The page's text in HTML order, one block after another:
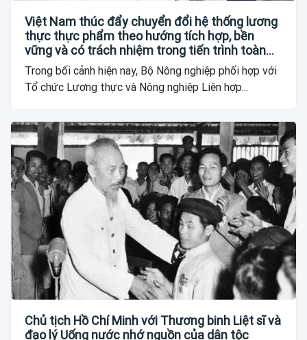
Việt Nam thúc đẩy chuyển đổi hệ thống lương
thực thực phẩm theo hướng tích hợp, bền
vững và có trách nhiệm trong tiến trình toàn
cầu
Trong bối cảnh hiện nay, Bộ Nông nghiệp phối hợp với
Tổ chức Lương thực và Nông nghiệp Liên hợp...
Chủ tịch Hồ Chí Minh với Thương binh Liệt sĩ và
đạo lý Uống nước nhớ nguồn của dân tộc